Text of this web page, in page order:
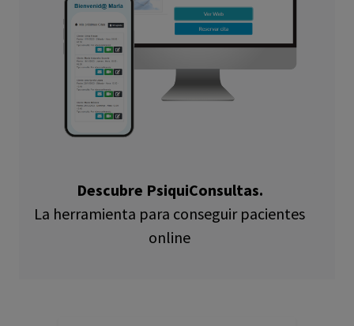
Descubre PsiquiConsultas.
La herramienta para conseguir pacientes
online